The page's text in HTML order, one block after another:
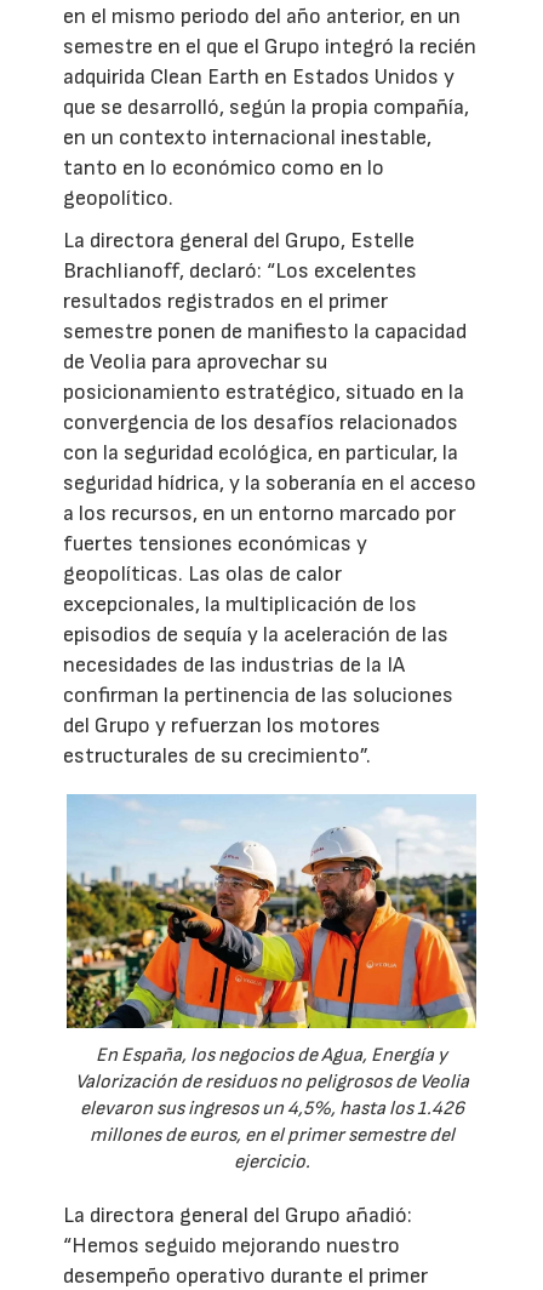
en el mismo periodo del año anterior, en un
semestre en el que el Grupo integró la recién
adquirida Clean Earth en Estados Unidos y
que se desarrolló, según la propia compañía,
en un contexto internacional inestable,
tanto en lo económico como en lo
geopolítico.
La directora general del Grupo, Estelle
Brachlianoff, declaró: “Los excelentes
resultados registrados en el primer
semestre ponen de manifiesto la capacidad
de Veolia para aprovechar su
posicionamiento estratégico, situado en la
convergencia de los desafíos relacionados
con la seguridad ecológica, en particular, la
seguridad hídrica, y la soberanía en el acceso
a los recursos, en un entorno marcado por
fuertes tensiones económicas y
geopolíticas. Las olas de calor
excepcionales, la multiplicación de los
episodios de sequía y la aceleración de las
necesidades de las industrias de la IA
confirman la pertinencia de las soluciones
del Grupo y refuerzan los motores
estructurales de su crecimiento”.
En España, los negocios de Agua, Energía y
Valorización de residuos no peligrosos de Veolia
elevaron sus ingresos un 4,5%, hasta los 1.426
millones de euros, en el primer semestre del
ejercicio.
La directora general del Grupo añadió:
“Hemos seguido mejorando nuestro
desempeño operativo durante el primer